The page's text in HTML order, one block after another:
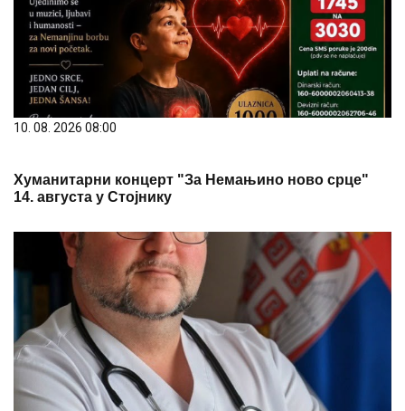
10. 08. 2026 08:00
Хуманитарни концерт "За Немањино ново срце"
14. августа у Стојнику